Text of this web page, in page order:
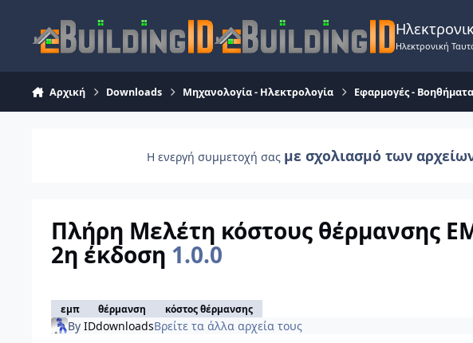
Ηλεκτρονική
Αρχική Downloads Μηχανολογία - Ηλεκτρολογία Εφαρμογές - Βοηθήματα
Η ενεργή συμμετοχή σας με σχολιασμό των
Πλήρη Mελέτη κόστους θέρμανσης
2η έκδοση 1.0.0
εμπ θέρμανση κόστος θέρμανσης
By IDdownloadsΒρείτε τα άλλα αρχεία τους